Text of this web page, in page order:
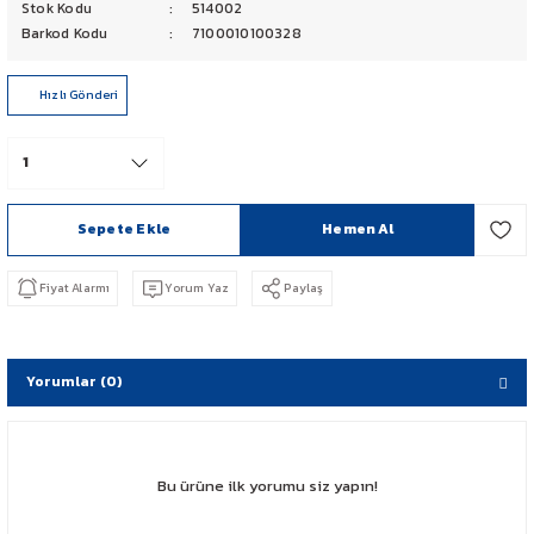
PCX 125-150
CB 125 F
CBR 250
NX 500
Stok Kodu
514002
Barkod Kodu
7100010100328
Hızlı Gönderi
Sepete Ekle Hemen Al
Fiyat Alarmı Yorum Yaz Paylaş
Yorumlar (0)
Bu ürüne ilk yorumu siz yapın!